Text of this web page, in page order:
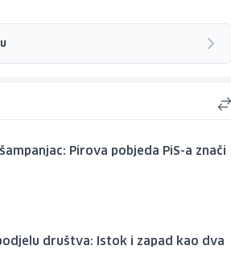
Pirova pobjeda PiS-a znači
društva: Istok i zapad kao dva